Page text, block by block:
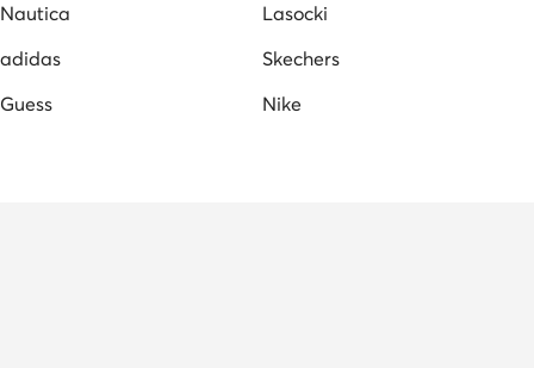
Nautica
Lasocki
adidas
Skechers
Guess Nike